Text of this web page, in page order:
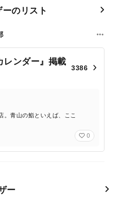
のリスト
レンダー』掲載
3386
。青山の鮨といえば、ここ
0
ー